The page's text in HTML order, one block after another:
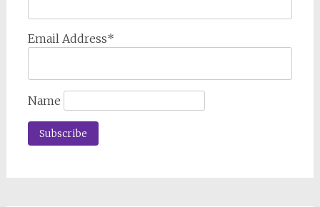
Email Address*
Name